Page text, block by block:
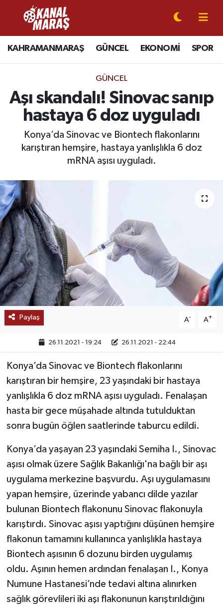
KAHRAMANMARAŞ GÜNCEL EKONOMİ SPOR
GÜNCEL
Aşı skandalı! Sinovac sanıp
hastaya 6 doz uyguladı
Konya’da Sinovac ve Biontech flakonlarını
karıştıran hemşire, hastaya yanlışlıkla 6 doz
mRNA aşısı uyguladı.
Paylaş A- A+
26.11.2021 - 19:24 26.11.2021 - 22:44
Konya’da Sinovac ve Biontech flakonlarını
karıştıran bir hemşire, 23 yaşındaki bir hastaya
yanlışlıkla 6 doz mRNA aşısı uyguladı. Fenalaşan
hasta bir gece müşahade altında tutulduktan
sonra bugün öğlen saatlerinde taburcu edildi.
Konya’da yaşayan 23 yaşındaki Semiha I., Sinovac
aşısı olmak üzere Sağlık Bakanlığı'na bağlı bir aşı
uygulama merkezine başvurdu. Aşı uygulamasını
yapan hemşire, üzerinde yabancı dilde yazılar
bulunan Biontech flakonunu Sinovac flakonuyla
karıştırdı. Sinovac aşısı yaptığını düşünen hemşire
flakonun tamamını kullanınca yanlışlıkla hastaya
Biontech aşısının 6 dozunu birden uygulamış
oldu. Aşının hemen ardından fenalaşan I., Konya
Numune Hastanesi’nde tedavi altına alınırken
sağlık görevlileri iki aşı flakonunun karıştırıldığını
CANLI YAYIN
KAHRAMANMARAŞ
SPOR
SİYASET
EKONOMİ
GÜNDEM
MAGAZİN
SAĞLIK
EĞİTİM
BÖLGE
KEŞFET
POPÜLER
DÜNYA
TREND
OTOMOTİV
YAŞAM
KÜLTÜR SANAT
Kahramanmaraş Nöbetçi Eczaneler
Kahramanmaraş Hava Durumu
Kahramanmaraş Namaz Vakitleri
Kahramanmaraş Trafik Yoğunluk Haritası
Süper Lig Puan Durumu ve Fikstür
Tüm Manşetler
Son Dakika Haberleri
Haber Arşivi